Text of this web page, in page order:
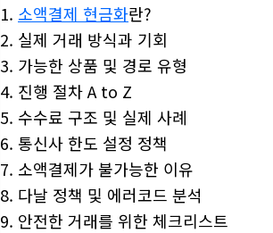
소액결제 현금화란?
실제 거래 방식과 기회
가능한 상품 및 경로 유형
진행 절차 A to Z
수수료 구조 및 실제 사례
통신사 한도 설정 정책
소액결제가 불가능한 이유
다날 정책 및 에러코드 분석
안전한 거래를 위한 체크리스트